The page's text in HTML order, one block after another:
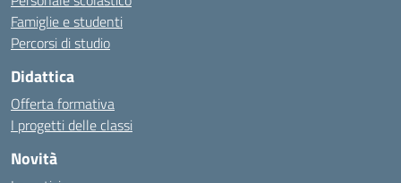
Famiglie e studenti
Percorsi di studio
Didattica
Offerta formativa
I progetti delle classi
Novità